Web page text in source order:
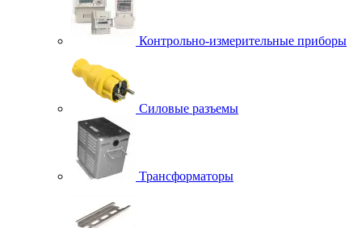
Контрольно-измерительные приборы
Силовые разъемы
Трансформаторы